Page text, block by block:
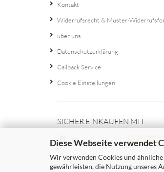
Diese Webseite verwendet
Wir verwenden Cookies und
gewährleisten, die Nutzung unseres
Kontakt
Widerrufsrecht & Muster-
über uns
Datenschutzerklärung
Callback Service
Cookie Einstellungen
SICHER EINKAUFEN MIT